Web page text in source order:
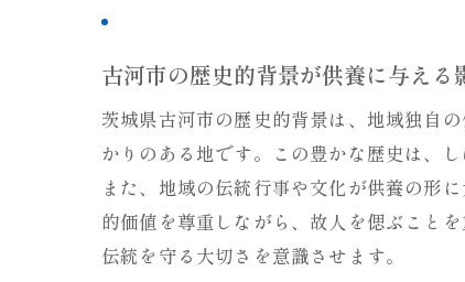
古河市の歴史的背景が供養に与える
茨城県古河市の歴史的背景は、地域独自
かりのある地です。この豊かな歴史は、
また、地域の伝統行事や文化が供養の形
的価値を尊重しながら、故人を偲ぶこと
伝統を守る大切さを意識させます。